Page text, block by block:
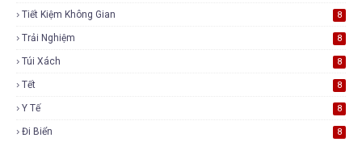
Tiết Kiệm Không Gian 8
Trải Nghiệm 8
Túi Xách 8
Tết 8
Y Tế 8
Đi Biển 8